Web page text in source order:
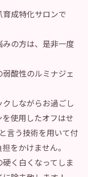
成特化サロンで
の方は、是非一度
酸性のルミナジェ
しながらお過ごし
使用したオフはせ
言う技術を用いて付
をかけません。
く白くなってしま